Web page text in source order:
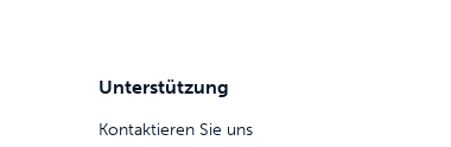
Unterstützung
Kontaktieren Sie uns